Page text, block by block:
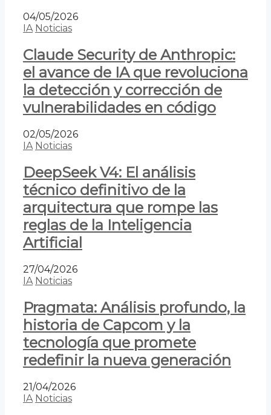
04/05/2026
IA Noticias
Claude Security de Anthropic:
el avance de IA que revoluciona
la detección y corrección de
vulnerabilidades en código
02/05/2026
IA Noticias
DeepSeek V4: El análisis
técnico definitivo de la
arquitectura que rompe las
reglas de la Inteligencia
Artificial
27/04/2026
IA Noticias
Pragmata: Análisis profundo, la
historia de Capcom y la
tecnología que promete
redefinir la nueva generación
21/04/2026
IA Noticias